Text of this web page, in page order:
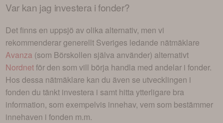
Var kan jag investera ifonder?
Det finns en uppsjö av olika alternativ, men vi
rekommenderar generellt Sveriges ledande nätmäklare
Avanza (som Börskollen själva använder) alternativt
Nordnetför den som vill börja handla med andelar ifonder.
Hos dessa nätmäklare kan du även se utvecklingen i
fonden du tänkt investera i samt hitta ytterligare bra
information, som exempelvis innehav, vem som bestämmer
innehaven i fonden m.m.